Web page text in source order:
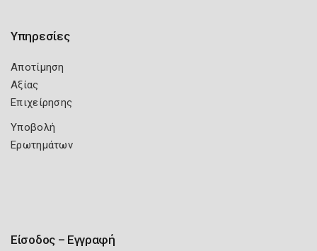
Υπηρεσίες
Αποτίμηση
Αξίας
Επιχείρησης
Υποβολή
Ερωτημάτων
Είσοδος – Εγγραφή